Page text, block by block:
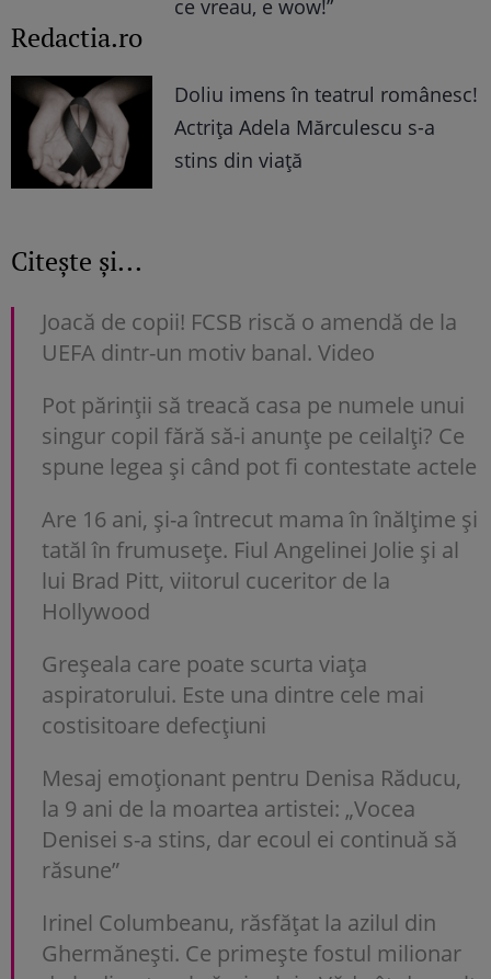
ce vreau, e wow!”
Redactia.ro
Doliu imens în teatrul românesc!
Actrița Adela Mărculescu s-a
stins din viață
Citește și...
Joacă de copii! FCSB riscă o amendă de la
UEFA dintr-un motiv banal. Video
Pot părinții să treacă casa pe numele unui
singur copil fără să-i anunțe pe ceilalți? Ce
spune legea și când pot fi contestate actele
Are 16 ani, și-a întrecut mama în înălțime și
tatăl în frumusețe. Fiul Angelinei Jolie și al
lui Brad Pitt, viitorul cuceritor de la
Hollywood
Greșeala care poate scurta viața
aspiratorului. Este una dintre cele mai
costisitoare defecțiuni
Mesaj emoționant pentru Denisa Răducu,
la 9 ani de la moartea artistei: „Vocea
Denisei s-a stins, dar ecoul ei continuă să
răsune”
Irinel Columbeanu, răsfățat la azilul din
Ghermănești. Ce primește fostul milionar